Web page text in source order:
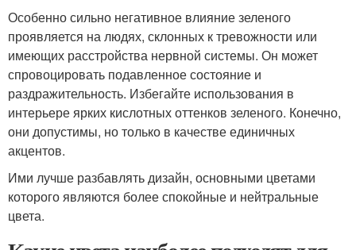
Особенно сильно негативное влияние зеленого
проявляется на людях, склонных к тревожности или
имеющих расстройства нервной системы. Он может
спровоцировать подавленное состояние и
раздражительность. Избегайте использования в
интерьере ярких кислотных оттенков зеленого. Конечно,
они допустимы, но только в качестве единичных
акцентов.
Ими лучше разбавлять дизайн, основными цветами
которого являются более спокойные и нейтральные
цвета.